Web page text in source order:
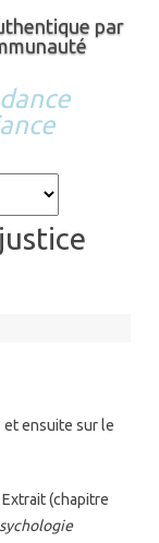
par
ensuite sur le
Extrait (chapitre